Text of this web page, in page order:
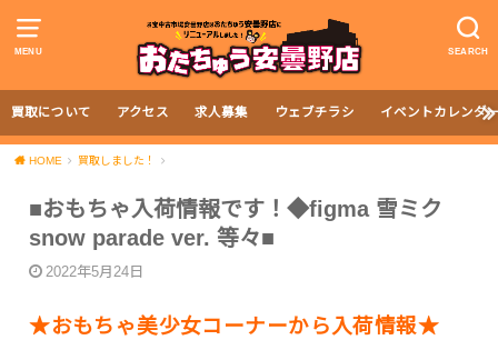
MENU SEARCH
買取について アクセス 求人募集 ウェブチラシ イベントカレンダ
HOME 買取しました！
■おもちゃ入荷情報です！◆figma 雪ミク
snow parade ver. 等々■
2022年5月24日
★おもちゃ美少女コーナーから入荷情報★